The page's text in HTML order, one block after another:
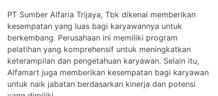
PT Sumber Alfaria Trijaya, Tbk dikenal memberikan
kesempatan yang luas bagi karyawannya untuk
berkembang. Perusahaan ini memiliki program
pelatihan yang komprehensif untuk meningkatkan
keterampilan dan pengetahuan karyawan. Selain itu,
Alfamart juga memberikan kesempatan bagi karyawan
untuk naik jabatan berdasarkan kinerja dan potensi